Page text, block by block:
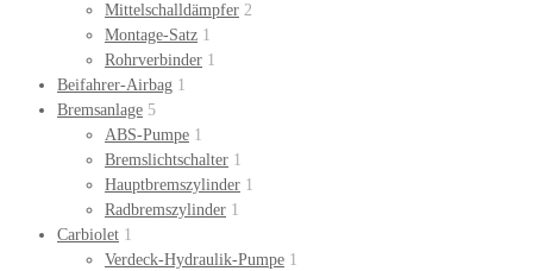
Mittelschalldämpfer 2
Montage-Satz 1
Rohrverbinder 1
Beifahrer-Airbag 1
Bremsanlage 5
ABS-Pumpe 1
Bremslichtschalter 1
Hauptbremszylinder 1
Radbremszylinder 1
Carbiolet 1
Verdeck-Hydraulik-Pumpe 1